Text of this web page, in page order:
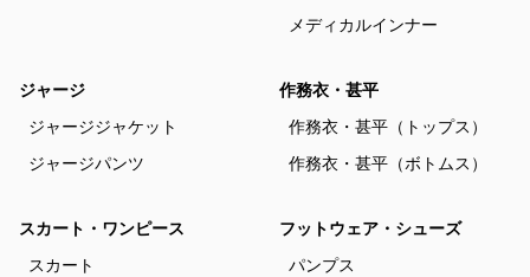
メディカルインナー
ジャージ
ジャージジャケット
ジャージパンツ
作務衣・甚平
作務衣・甚平（トップス）
作務衣・甚平（ボトムス）
スカート・ワンピース
スカート
フットウェア・シューズ
パンプス